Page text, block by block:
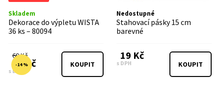
Skladem
Dekorace do výpletu WISTA
36 ks – 80094
69 Kč
59 Kč
-14 %
s DPH
KOUPIT
Nedostupné
Stahovací pásky 15 cm
barevné
19 Kč
s DPH KOUPIT